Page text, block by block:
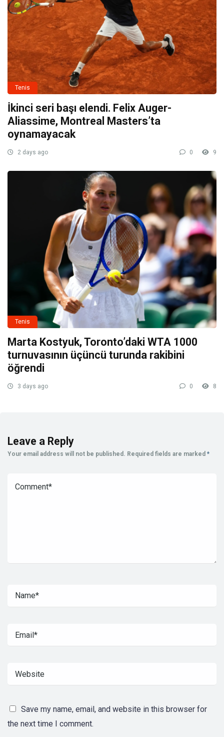
Tenis
İkinci seri başı elendi. Felix Auger-
Aliassime, Montreal Masters’ta
oynamayacak
2 days ago 0 9
Tenis
Marta Kostyuk, Toronto’daki WTA 1000
turnuvasının üçüncü turunda rakibini
öğrendi
3 days ago 0 8
Leave a Reply
Your email address will not be published. Required fields are marked *
Save my name, email, and website in this browser for
the next time I comment.